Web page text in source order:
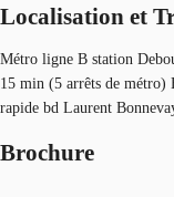
Localisation et
Métro ligne B station
15 min (5 arrêts de métro)
rapide bd Laurent
Brochure